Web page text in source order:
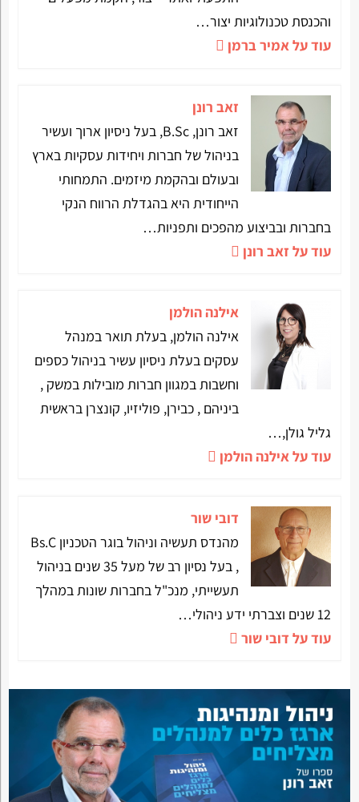
והכנסת טכנולוגיות יצור…
עוד על אמיר ברמן
זאב רונן
זאב רונן, B.Sc, בעל ניסיון ארוך ועשיר
בניהול של חברות ויחידות עסקיות בארץ
ובעולם ובהקמת מיזמים. התמחותי
הייחודית היא בהגדלת הרווח הנקי
בחברות ובביצוע מהפכים ותפניות…
עוד על זאב רונן
אילנה הולמן
אילנה הולמן, בעלת תואר במנהל
עסקים בעלת ניסיון עשיר בניהול כספים
וחשבות במגוון חברות מובילות במשק ,
ביניהם , כבירן, פוליזיו, קונצרן בראשית
גליל גולן,…
עוד על אילנה הולמן
דובי שור
מהנדס תעשיה וניהול בוגר הטכניון Bs.C
, בעל נסיון רב של מעל 35 שנים בניהול
תעשייתי, מנכ"ל בחברות שונות במהלך
12 שנים וצברתי ידע ניהולי…
עוד על דובי שור